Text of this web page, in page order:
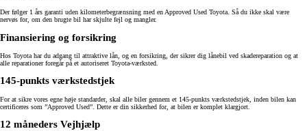
Der følger 1 års garanti uden kilometerbegrænsning med en Approved Used Toyota. Så du ikke skal være
nervøs for, om den brugte bil har skjulte fejl og mangler.
Finansiering og forsikring
Hos Toyota har du adgang til attraktive lån, og en forsikring, der sikrer dig lånebil ved skadereparation og at
alle reparationer foregår på et autoriseret Toyota-værksted.
145-punkts værkstedstjek
For at sikre vores egne høje standarder, skal alle biler gennem et 145-punkts værkstedstjek, inden bilen kan
certificeres som ”Approved Used”. Dette er din sikkerhed for, at bilen er komplet klargjort.
12 måneders Vejhjælp